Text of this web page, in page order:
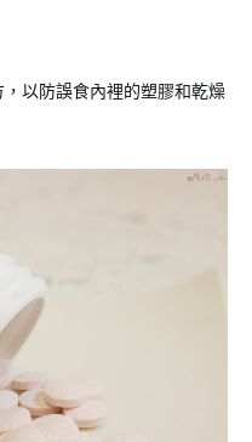
以防誤食內裡的塑膠和乾燥